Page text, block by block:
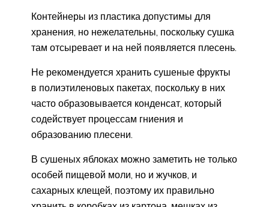
Контейнеры из пластика допустимы для
хранения, но нежелательны, поскольку сушка
там отсыревает и на ней появляется плесень.
Не рекомендуется хранить сушеные фрукты
в полиэтиленовых пакетах, поскольку в них
часто образовывается конденсат, который
содействует процессам гниения и
образованию плесени.
В сушеных яблоках можно заметить не только
особей пищевой моли, но и жучков, и
сахарных клещей, поэтому их правильно